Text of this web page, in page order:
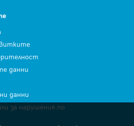
данни
данни
за нарушения по